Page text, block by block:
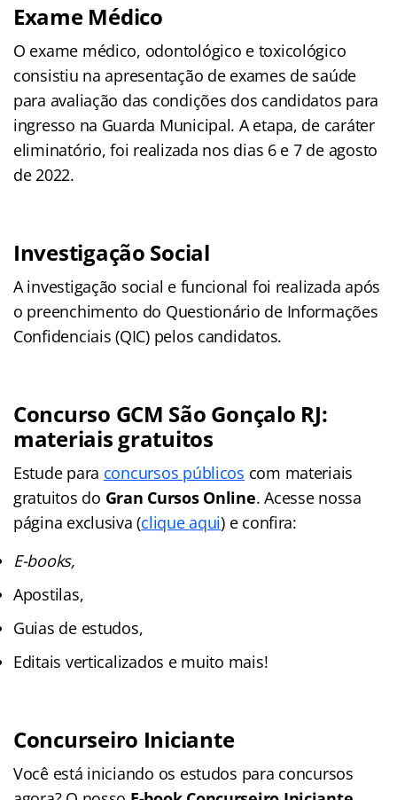
Exame Médico
O exame médico, odontológico e toxicológico
consistiu na apresentação de exames de saúde
para avaliação das condições dos candidatos para
ingresso na Guarda Municipal. A etapa, de caráter
eliminatório, foi realizada nos dias 6 e 7 de agosto
de 2022.
Investigação Social
A investigação social e funcional foi realizada após
o preenchimento do Questionário de Informações
Confidenciais (QIC) pelos candidatos.
Concurso GCM São Gonçalo RJ:
materiais gratuitos
Estude para concursos públicos com materiais
gratuitos do Gran Cursos Online. Acesse nossa
página exclusiva (clique aqui) e confira:
E-books,
Apostilas,
Guias de estudos,
Editais verticalizados e muito mais!
Concurseiro Iniciante
Você está iniciando os estudos para concursos